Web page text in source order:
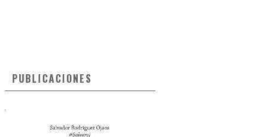
PUBLICACIONES